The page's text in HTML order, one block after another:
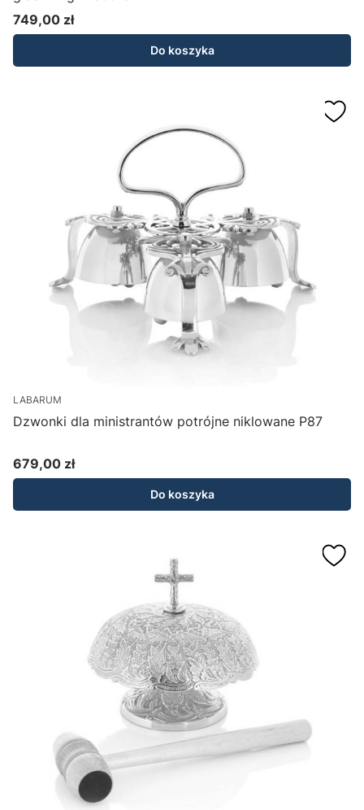
Cena
749,00 zł
Do koszyka
LABARUM
Dzwonki dla ministrantów potrójne niklowane P87
Cena
679,00 zł
Do koszyka